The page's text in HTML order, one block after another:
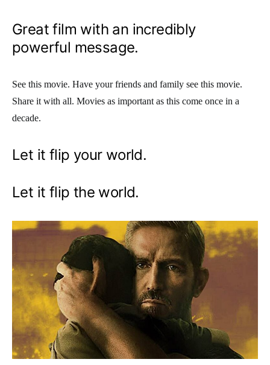
Great film with an incredibly
powerful message.
See this movie. Have your friends and family see this movie.
Share it with all. Movies as important as this come once in a
decade.
Let it flip your world.
Let it flip the world.